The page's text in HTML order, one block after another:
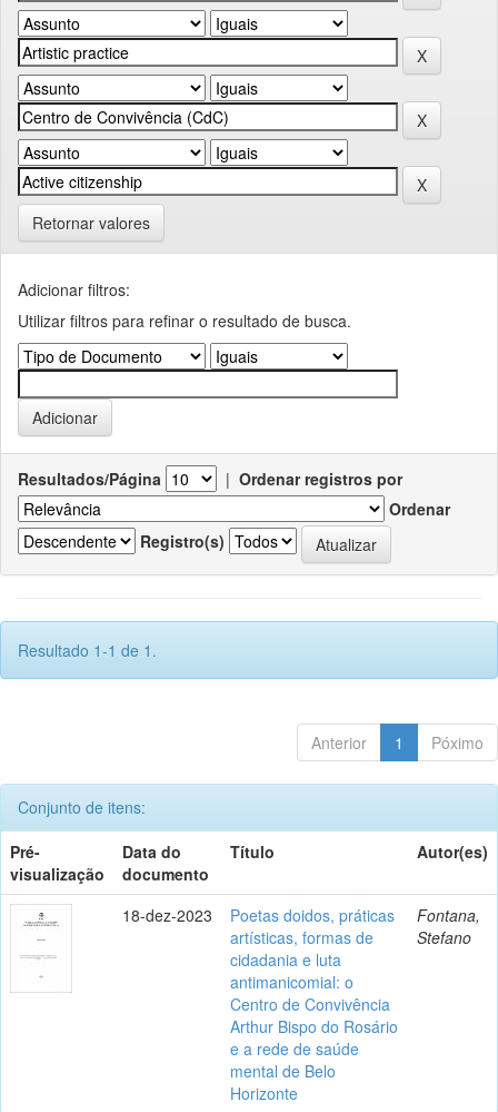
Retornar valores
Adicionar filtros:
Utilizar filtros para refinar o resultado de busca.
Resultados/Página | Ordenar registros por
Ordenar
Registro(s)
Resultado 1-1 de 1.
Anterior 1 Póximo
Conjunto de itens:
Pré-
visualização
Data do
documento
Título Autor(es)
18-dez-2023
Poetas doidos, práticas
artísticas, formas de
cidadania e luta
antimanicomial: o
Centro de Convivência
Arthur Bispo do Rosário
e a rede de saúde
mental de Belo
Horizonte
Fontana,
Stefano